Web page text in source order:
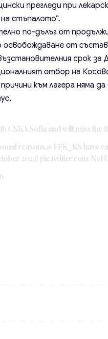
прегледи при
стъпалотo“.
по-дълъг от
освобождаване от
срок за
отбор на
към лагера няма
CSKA Sofia and will miss the
reasons.@FFK_KShave
2023! pic.twitter.com/